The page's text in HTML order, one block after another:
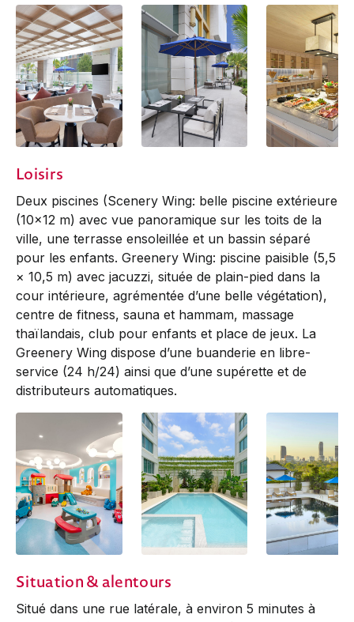
Loisirs
Deux piscines (Scenery Wing: belle piscine extérieure
(10×12 m) avec vue panoramique sur les toits de la
ville, une terrasse ensoleillée et un bassin séparé
pour les enfants. Greenery Wing: piscine paisible (5,5
× 10,5 m) avec jacuzzi, située de plain-pied dans la
cour intérieure, agrémentée d’une belle végétation),
centre de fitness, sauna et hammam, massage
thaïlandais, club pour enfants et place de jeux. La
Greenery Wing dispose d’une buanderie en libre-
service (24 h/24) ainsi que d’une supérette et de
distributeurs automatiques.
Situation & alentours
Situé dans une rue latérale, à environ 5 minutes à